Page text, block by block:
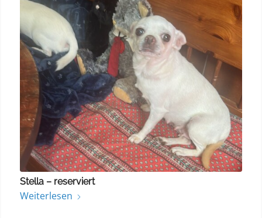
Stella – reserviert
Weiterlesen